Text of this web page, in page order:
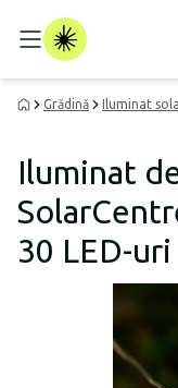
Grădină Iluminat
Iluminat
30 LED-uri